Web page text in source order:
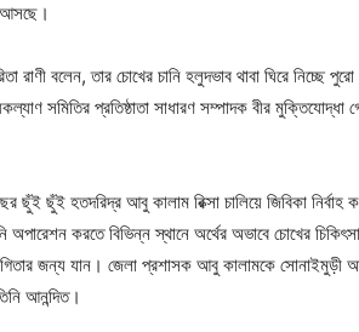
আসছে।
রাণী বলেন, তার চোখের চানি হলুদভাব থাবা ঘিরে
সমিতির প্রতিষ্ঠাতা সাধারণ সম্পাদক বীর মুক্তিযোদ্ধা
ছুঁই হতদরিদ্র আবু কালাম রিক্সা চালিয়ে জিবিকা নির্বাহ
করতে বিভিন্ন স্থানে অর্থের অভাবে চোখের
জন্য যান। জেলা প্রশাসক আবু কালামকে সোনাইমুড়ী
আনন্দিত।